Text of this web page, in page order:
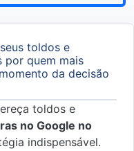
toldos e
por quem mais
da decisão
toldos e
no Google no
indispensável.